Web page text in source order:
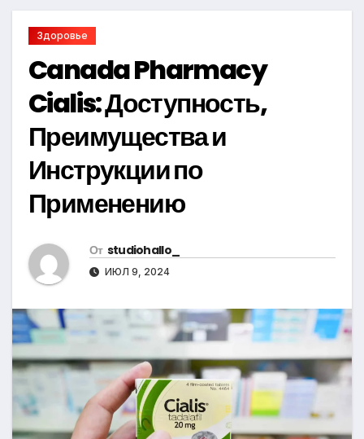
Здоровье
Canada Pharmacy
Cialis: Доступность,
Преимущества и
Инструкции по
Применению
От studiohallo_
ИЮЛ 9, 2024